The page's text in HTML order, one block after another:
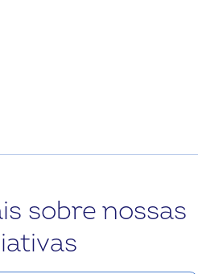
sobre nossas